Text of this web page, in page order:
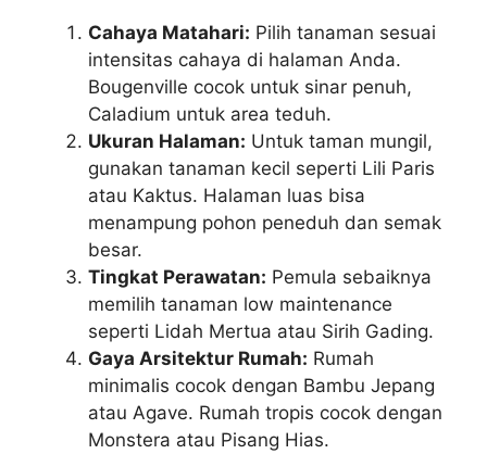
Cahaya Matahari: Pilih tanaman sesuai
intensitas cahaya di halaman Anda.
Bougenville cocok untuk sinar penuh,
Caladium untuk area teduh.
Ukuran Halaman: Untuk taman mungil,
gunakan tanaman kecil seperti Lili Paris
atau Kaktus. Halaman luas bisa
menampung pohon peneduh dan semak
besar.
Tingkat Perawatan: Pemula sebaiknya
memilih tanaman low maintenance
seperti Lidah Mertua atau Sirih Gading.
Gaya Arsitektur Rumah: Rumah
minimalis cocok dengan Bambu Jepang
atau Agave. Rumah tropis cocok dengan
Monstera atau Pisang Hias.